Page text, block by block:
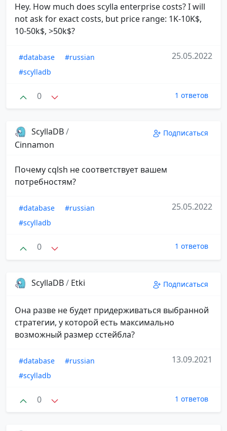
Hey. How much does scylla enterprise costs? I will
not ask for exact costs, but price range: 1K-10K$,
10-50k$, >50k$?
#database
#russian
#scylladb
25.05.2022
0 1 ответов
ScyllaDB/
Cinnamon
Подписаться
Почему cqlsh не соответствует вашем
потребностям?
#database
#russian
#scylladb
25.05.2022
0 1 ответов
ScyllaDB/ Etki Подписаться
Она разве не будет придерживаться выбранной
стратегии, у которой есть максимально
возможный размер сстейбла?
#database
#russian
#scylladb
13.09.2021
0 1 ответов